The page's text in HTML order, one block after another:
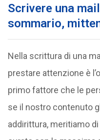
Scrivere una
sommario,
Nella scrittura di una
prestare attenzione è
primo fattore che le
se il nostro contenuto
addirittura, meritiamo